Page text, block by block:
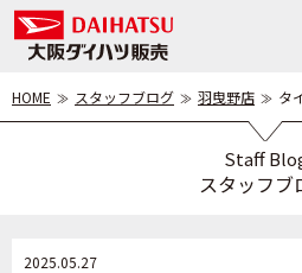
HOME スタッフブログ 羽曳野店 タ
Staff
スタッフブ
2025.05.27